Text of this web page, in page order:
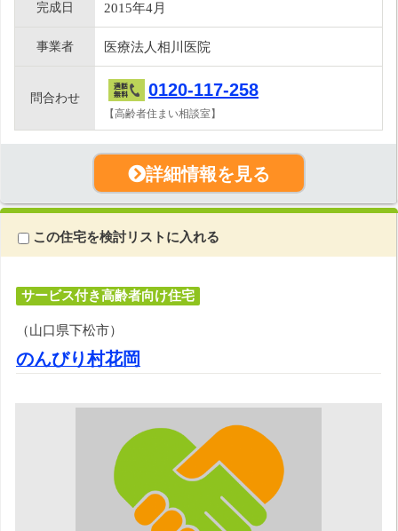
完成日 2015年4月
事業者 医療法人相川医院
問合わせ 0120-117-258
【高齢者住まい相談室】
詳細情報を見る
この住宅を検討リストに入れる
サービス付き高齢者向け住宅
（山口県下松市）
のんびり村花岡